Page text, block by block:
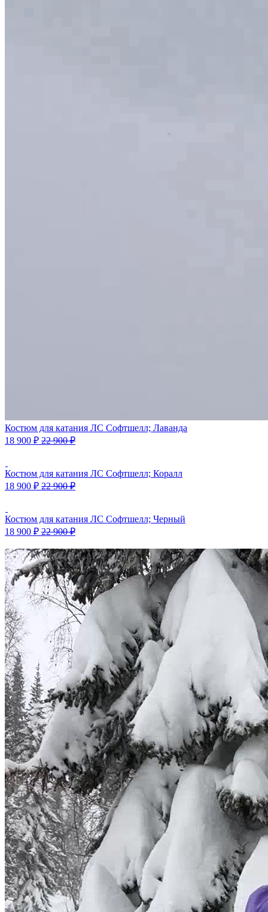
Костюм для катания ЛС Софтшелл; Лаванда
18 900 ₽ 22 900₽
Костюм для катания ЛС Софтшелл; Коралл
18 900 ₽ 22 900₽
Костюм для катания ЛС Софтшелл; Черный
18 900 ₽ 22 900₽